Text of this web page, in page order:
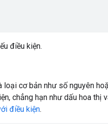
điều kiện.
cơ bản như số nguyên
chẳng hạn như dấu hoa thị
điều kiện.